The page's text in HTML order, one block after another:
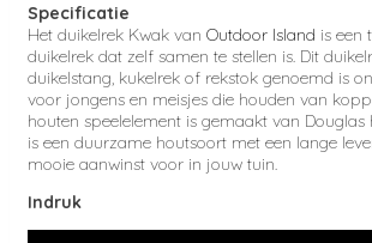
Specificatie
Het duikelrek Kwak van Outdoor Island is een
duikelrek dat zelf samen te stellen is. Dit
duikelstang, kukelrek of rekstok genoemd is
voor jongens en meisjes die houden van
houten speelelement is gemaakt van Douglas
is een duurzame houtsoort met een lange
mooie aanwinst voor in jouw tuin.
Indruk